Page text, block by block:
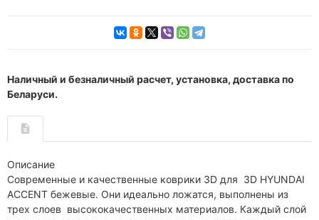
Наличный и безналичный расчет, установка, доставка по
Беларуси.
Описание
Современные и качественные коврики 3D для 3D HYUNDAI
ACCENT бежевые. Они идеально ложатся, выполнены из
трех слоев высококачественных материалов. Каждый слой